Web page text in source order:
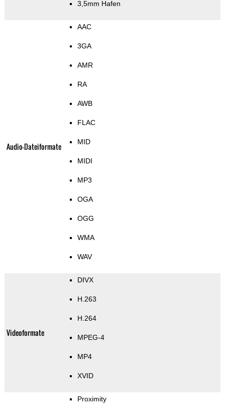
3,5mm Hafen
Audio-Dateiformate
AAC
3GA
AMR
RA
AWB
FLAC
MID
MIDI
MP3
OGA
OGG
WMA
WAV
Videoformate
DIVX
H.263
H.264
MPEG-4
MP4
XVID
Proximity